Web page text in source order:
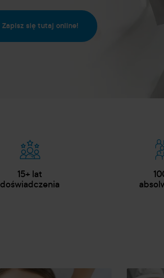
Zapisz się tutaj online!
15+ lat
doświadczenia